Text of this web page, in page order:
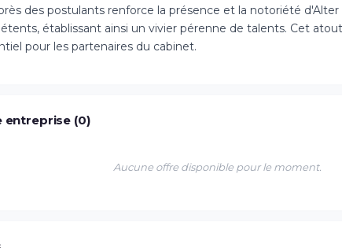
des postulants renforce la présence et la notoriété
établissant ainsi un vivier pérenne de talents. Cet
pour les partenaires du cabinet.
entreprise (0)
Aucune offre disponible pour le moment.